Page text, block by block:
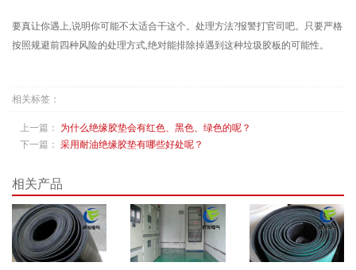
要真让你遇上,说明你可能不太适合干这个。处理方法?报警打官司吧。只要严格
按照规避前四种风险的处理方式,绝对能排除掉遇到这种垃圾胶板的可能性。
相关标签：
上一篇： 为什么绝缘胶垫会有红色、黑色、绿色的呢？
下一篇： 采用耐油绝缘胶垫有哪些好处呢？
相关产品